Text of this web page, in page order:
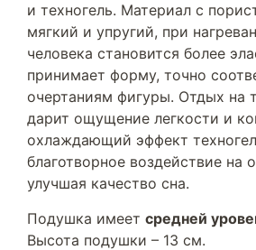
и техногель. Материал с
мягкий и упругий, при
человека становится более
принимает форму, точно
очертаниям фигуры. Отдых на
дарит ощущение легкости и
охлаждающий эффект
благотворное воздействие на
улучшая качество сна.
Подушка имеет средней
Высота подушки – 13 см.